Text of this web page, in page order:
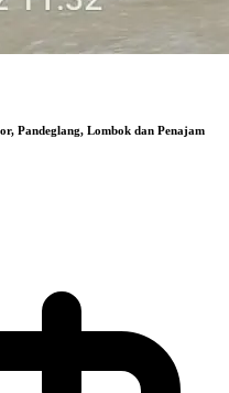
Pandeglang, Lombok dan Penajam